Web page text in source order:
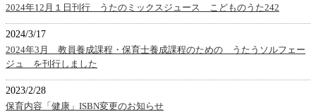
2024年12月１日刊行 うたのミックスジュース こどものうた242
2024/3/17
2024年3月 教員養成課程・保育士養成課程のための うたうソルフェー
ジュ を刊行しました
2023/2/28
保育内容「健康」ISBN変更のお知らせ